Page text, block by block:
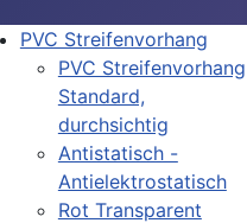
PVC Streifenvorhang
PVC Streifenvorhang
Standard,
durchsichtig
Antistatisch -
Antielektrostatisch
Rot Transparent